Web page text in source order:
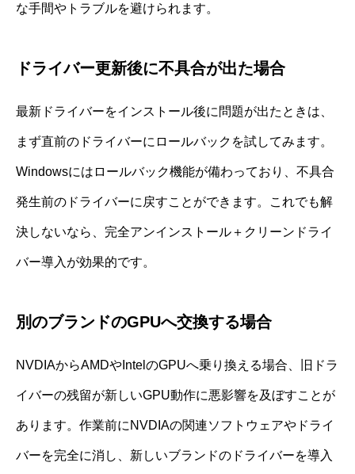
な手間やトラブルを避けられます。
ドライバー更新後に不具合が出た場合
最新ドライバーをインストール後に問題が出たときは、
まず直前のドライバーにロールバックを試してみます。
Windowsにはロールバック機能が備わっており、不具合
発生前のドライバーに戻すことができます。これでも解
決しないなら、完全アンインストール＋クリーンドライ
バー導入が効果的です。
別のブランドのGPUへ交換する場合
NVDIAからAMDやIntelのGPUへ乗り換える場合、旧ドラ
イバーの残留が新しいGPU動作に悪影響を及ぼすことが
あります。作業前にNVDIAの関連ソフトウェアやドライ
バーを完全に消し、新しいブランドのドライバーを導入